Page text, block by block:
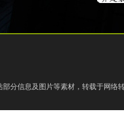
分信息及图片等素材，转载于网络